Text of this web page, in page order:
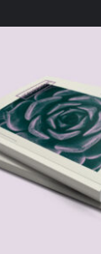
AL CARRITO /